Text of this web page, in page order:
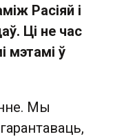
Расіяй і
Ці не час
мэтамі ў
Мы